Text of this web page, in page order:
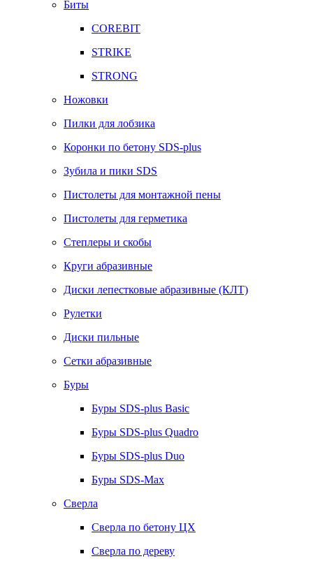
Биты
COREBIT
STRIKE
STRONG
Ножовки
Пилки для лобзика
Коронки по бетону SDS-plus
Зубила и пики SDS
Пистолеты для монтажной пены
Пистолеты для герметика
Степлеры и скобы
Круги абразивные
Диски лепестковые абразивные (КЛТ)
Рулетки
Диски пильные
Сетки абразивные
Буры
Буры SDS-plus Basic
Буры SDS-plus Quadro
Буры SDS-plus Duo
Буры SDS-Max
Сверла
Сверла по бетону ЦХ
Сверла по дереву